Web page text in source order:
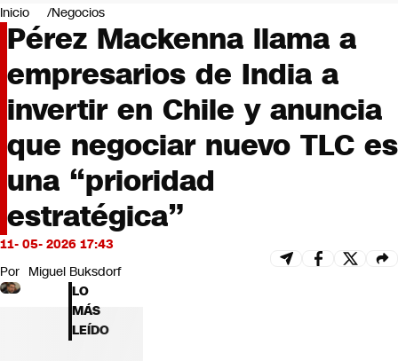
Negocios
Deportes
Programas completos
Cultura
Servicios
Bits
CNN tiempo
Futuro 360
Opinión
Inicio Negocios
Pérez Mackenna llama a
empresarios de India a
invertir en Chile y anuncia
que negociar nuevo TLC es
una “prioridad
estratégica”
11- 05- 2026 17:43
Por Miguel Buksdorf
LO
MÁS
LEÍDO